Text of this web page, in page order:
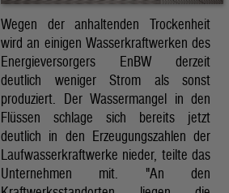
Wegen der anhaltenden Trockenheit
wird an einigen Wasserkraftwerken des
Energieversorgers EnBW derzeit
deutlich weniger Strom als sonst
produziert. Der Wassermangel in den
Flüssen schlage sich bereits jetzt
deutlich in den Erzeugungszahlen der
Laufwasserkraftwerke nieder, teilte das
Unternehmen mit. "An den